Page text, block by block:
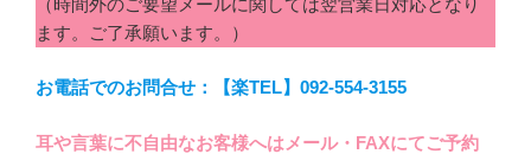
ます。ご了承願います。）
お電話でのお問合せ：【楽TEL】092-554-3155
耳や言葉に不自由なお客様へはメール・FAXにてご予約